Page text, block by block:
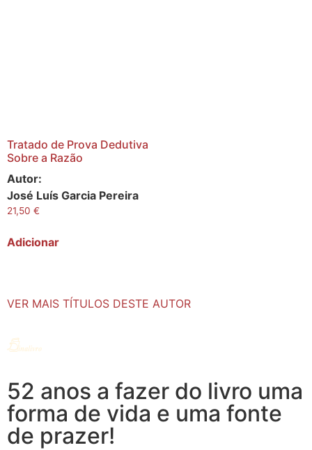
Tratado de Prova Dedutiva
Sobre a Razão
Autor:
José Luís Garcia Pereira
21,50 €
Adicionar
VER MAIS TÍTULOS DESTE AUTOR
52 anos a fazer do livro uma
forma de vida e uma fonte
de prazer!